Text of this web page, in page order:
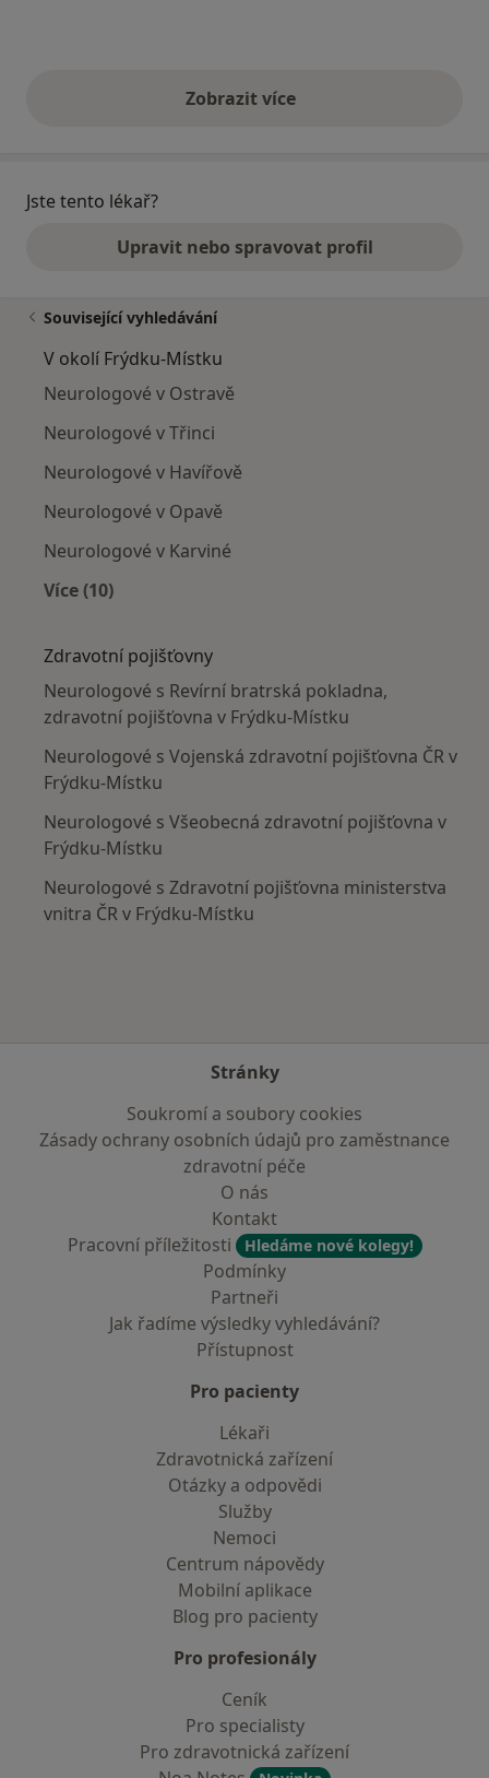
Zobrazit vícevýše uvedené názory
Jste tento lékař?
Upravit nebo spravovat profil
Související vyhledávání
V okolí Frýdku-Místku
Neurologové v Ostravě
Neurologové v Třinci
Neurologové v Havířově
Neurologové v Opavě
Neurologové v Karviné
Více (10)
Zdravotní pojišťovny
Neurologové s Revírní bratrská pokladna,
zdravotní pojišťovna v Frýdku-Místku
Neurologové s Vojenská zdravotní pojišťovna ČR v
Frýdku-Místku
Neurologové s Všeobecná zdravotní pojišťovna v
Frýdku-Místku
Neurologové s Zdravotní pojišťovna ministerstva
vnitra ČR v Frýdku-Místku
Stránky
Soukromí a soubory cookies
Zásady ochrany osobních údajů pro zaměstnance
zdravotní péče
O nás
Kontakt
Pracovní příležitosti
Hledáme nové kolegy!
Podmínky
Partneři
Jak řadíme výsledky vyhledávání?
Přístupnost
Pro pacienty
Lékaři
Zdravotnická zařízení
Otázky a odpovědi
Služby
Nemoci
Centrum nápovědy
Mobilní aplikace
Blog pro pacienty
Pro profesionály
Ceník
Pro specialisty
Pro zdravotnická zařízení